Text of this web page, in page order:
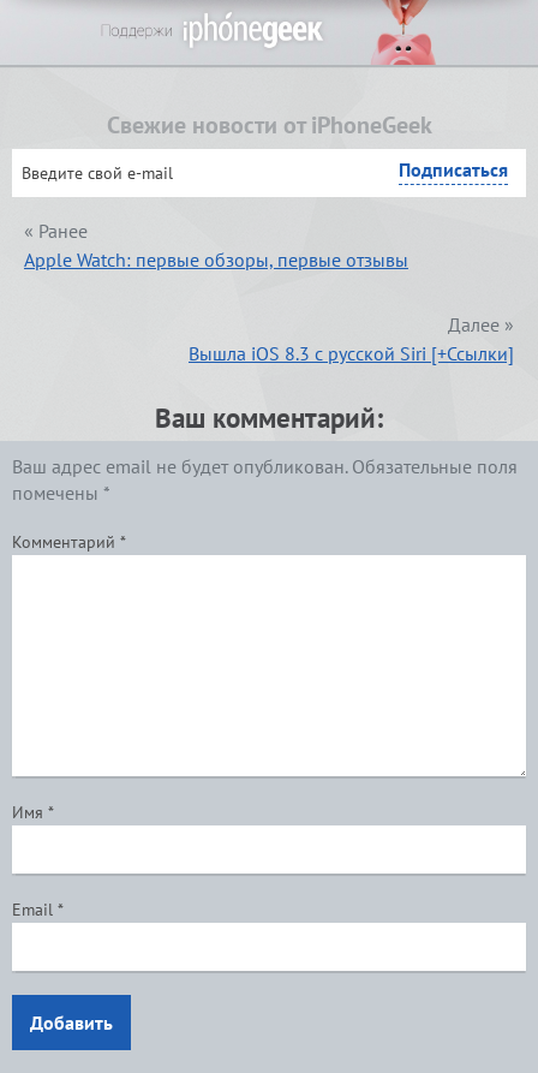
Свежие новости от iPhoneGeek
« Ранее
Apple Watch: первые обзоры, первые отзывы
Далее »
Вышла iOS 8.3 с русской Siri [+Ссылки]
Ваш комментарий:
Ваш адрес email не будет опубликован. Обязательные поля
помечены *
Комментарий *
Имя *
Email *
Добавить